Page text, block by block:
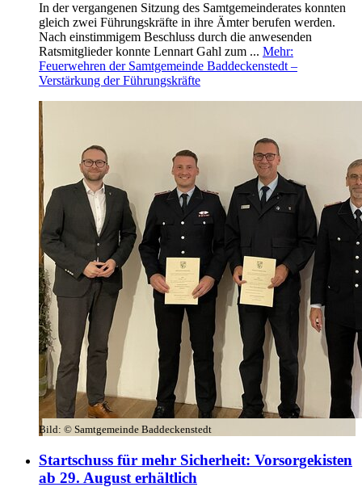
In der vergangenen Sitzung des Samtgemeinderates konnten
gleich zwei Führungskräfte in ihre Ämter berufen werden.
Nach einstimmigem Beschluss durch die anwesenden
Ratsmitglieder konnte Lennart Gahl zum ... Mehr:
Feuerwehren der Samtgemeinde Baddeckenstedt –
Verstärkung der Führungskräfte
Bild: © Samtgemeinde Baddeckenstedt
Startschuss für mehr Sicherheit: Vorsorgekisten
ab 29. August erhältlich